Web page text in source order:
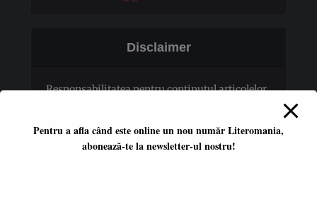
Disclaimer
Responsabilitatea pentru conţinutul articolelor
Pentru a afla când este online un nou număr Literomania,
abonează-te la newsletter-ul nostru!